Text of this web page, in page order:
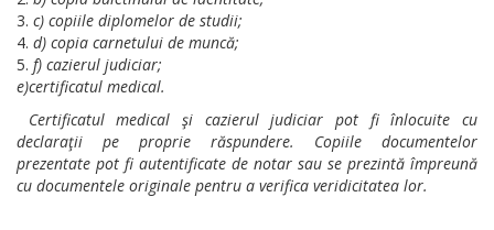
c) copiile diplomelor de studii;
d) copia carnetului de muncă;
f) cazierul judiciar;
e)certificatul medical.
Certificatul medical şi cazierul judiciar pot fi înlocuite cu
declaraţii pe proprie răspundere. Copiile documentelor
prezentate pot fi autentificate de notar sau se prezintă împreună
cu documentele originale pentru a verifica veridicitatea lor.